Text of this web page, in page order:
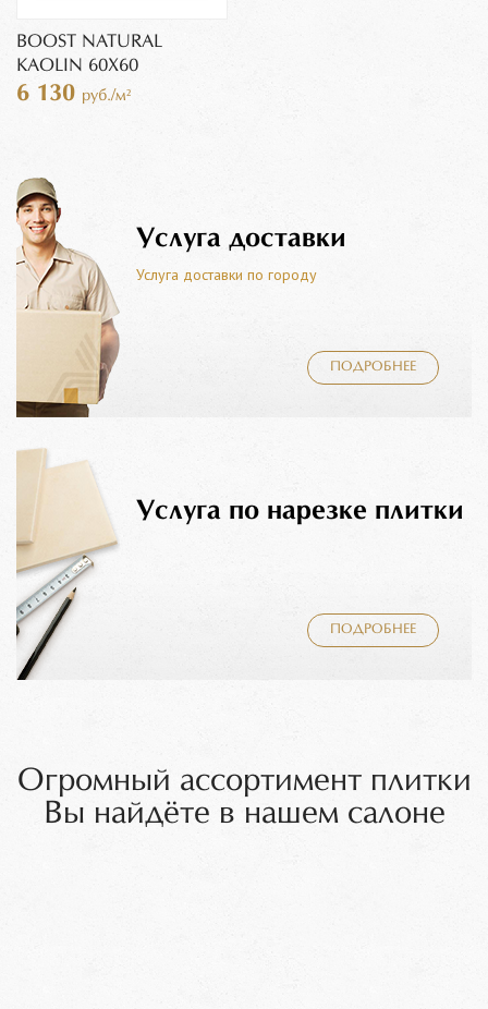
BOOST NATURAL
KAOLIN 60X60
6 130 руб./м²
Услуга доставки
Услуга доставки по городу
ПОДРОБНЕЕ
Услуга по нарезке плитки
ПОДРОБНЕЕ
Огромный ассортимент плитки
Вы найдёте в нашем салоне